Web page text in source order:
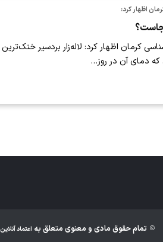
اظهار کرد:
کرمان اظهار کرد: لاله‌زار بردسیر خنک‌ترین
دمای آن در روز…
تمام حقوق مادی و معنوی متعلق به اعتماد آنلاین